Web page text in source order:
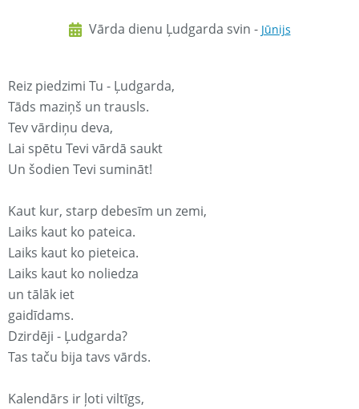
Vārda dienu Ļudgarda svin - Jūnijs
Reiz piedzimi Tu - Ļudgarda,
Tāds maziņš un trausls.
Tev vārdiņu deva,
Lai spētu Tevi vārdā saukt
Un šodien Tevi sumināt!
Kaut kur, starp debesīm un zemi,
Laiks kaut ko pateica.
Laiks kaut ko pieteica.
Laiks kaut ko noliedza
un tālāk iet
gaidīdams.
Dzirdēji - Ļudgarda?
Tas taču bija tavs vārds.
Kalendārs ir ļoti viltīgs,